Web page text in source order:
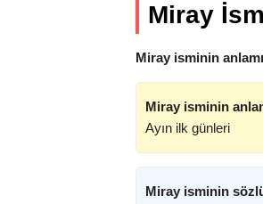
Miray
Miray isminin
Miray isminin
Ayın ilk günleri
Miray isminin